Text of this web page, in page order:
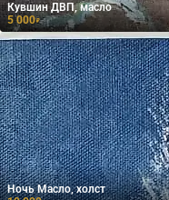
Кувшин ДВП, масло
5 000₽
Ночь Масло, холст